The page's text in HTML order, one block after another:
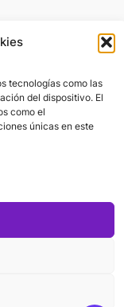
tecnologías como las
del dispositivo. El
como el
únicas en este
surge
dónde
la…Lee
de